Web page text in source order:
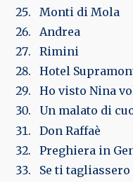
Monti di Mola
Andrea
Rimini
Hotel
Ho visto Nina
Un malato di
Don Raffaè
Preghiera in
Se ti